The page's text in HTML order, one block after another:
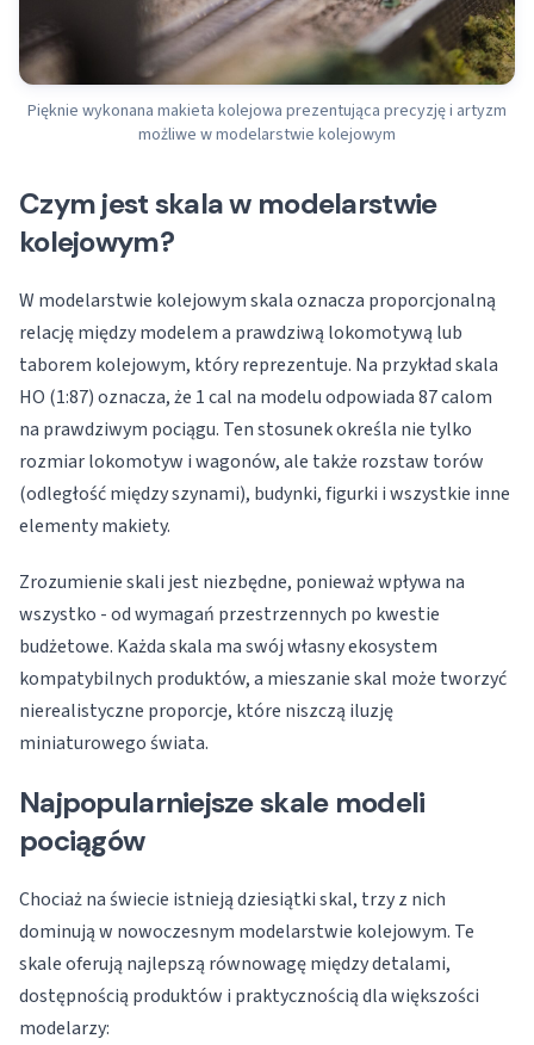
Pięknie wykonana makieta kolejowa prezentująca precyzję i artyzm
możliwe w modelarstwie kolejowym
Czym jest skala w modelarstwie
kolejowym?
W modelarstwie kolejowym skala oznacza proporcjonalną
relację między modelem a prawdziwą lokomotywą lub
taborem kolejowym, który reprezentuje. Na przykład skala
HO (1:87) oznacza, że 1 cal na modelu odpowiada 87 calom
na prawdziwym pociągu. Ten stosunek określa nie tylko
rozmiar lokomotyw i wagonów, ale także rozstaw torów
(odległość między szynami), budynki, figurki i wszystkie inne
elementy makiety.
Zrozumienie skali jest niezbędne, ponieważ wpływa na
wszystko - od wymagań przestrzennych po kwestie
budżetowe. Każda skala ma swój własny ekosystem
kompatybilnych produktów, a mieszanie skal może tworzyć
nierealistyczne proporcje, które niszczą iluzję
miniaturowego świata.
Najpopularniejsze skale modeli
pociągów
Chociaż na świecie istnieją dziesiątki skal, trzy z nich
dominują w nowoczesnym modelarstwie kolejowym. Te
skale oferują najlepszą równowagę między detalami,
dostępnością produktów i praktycznością dla większości
modelarzy: